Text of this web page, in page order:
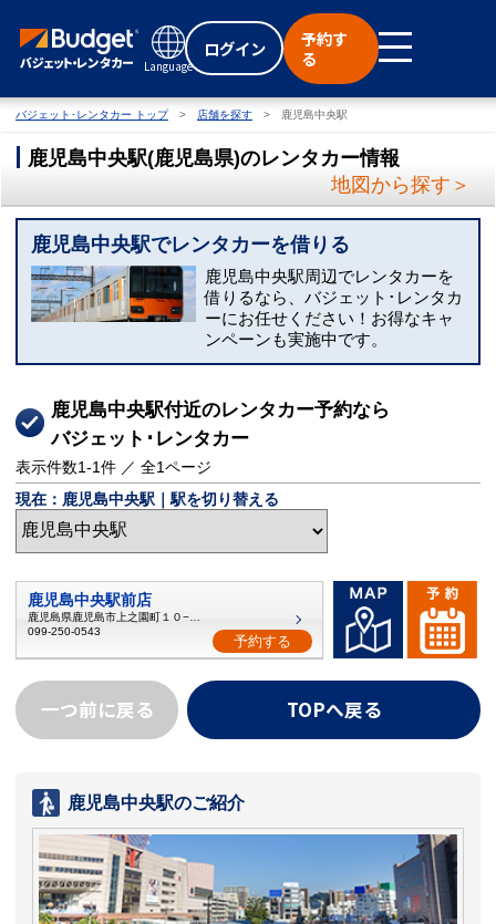
Language
ログイン
予約す
る
バジェット･レンタカー トップ 店舗を探す 鹿児島中央駅
鹿児島中央駅(鹿児島県)のレンタカー情報
地図から探す＞
鹿児島中央駅でレンタカーを借りる
鹿児島中央駅周辺でレンタカーを
借りるなら、バジェット･レンタカ
ーにお任せください！お得なキャ
ンペーンも実施中です。
鹿児島中央駅付近のレンタカー予約なら
バジェット･レンタカー
表示件数1-1件 ／ 全1ページ
現在：鹿児島中央駅｜駅を切り替える
鹿児島中央駅前店
鹿児島県鹿児島市上之園町１０−１５
099-250-0543
予約する
一つ前に戻る TOPへ戻る
鹿児島中央駅のご紹介